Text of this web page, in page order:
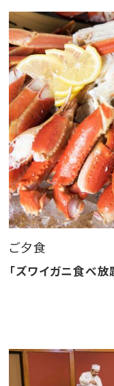
【 ご 夕 食 】
「ズワイガニ食べ
～ 約30種類の庄
・ズワイ蟹 ・海鮮
しゃぶ
・海鮮炭火焼 ・揚
・郷土鍋 ・庄内
・季節のスイーツや
・ファミリーに嬉
ー、鳥唐揚げ、ナポ
※季節や仕入れ状
※夕食は18：00～
【 ご 朝 食 】
～あさまの田舎バイ
ご夕食
「ズワイガニ食べ